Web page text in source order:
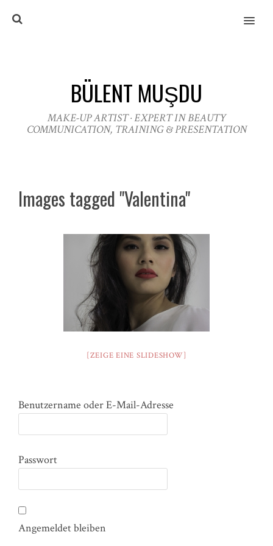
MENU
BÜLENT MUŞDU
MAKE-UP ARTIST · EXPERT IN BEAUTY
COMMUNICATION, TRAINING & PRESENTATION
Images tagged "Valentina"
[ZEIGE EINE SLIDESHOW]
Benutzername oder E-Mail-Adresse
Passwort
Angemeldet bleiben